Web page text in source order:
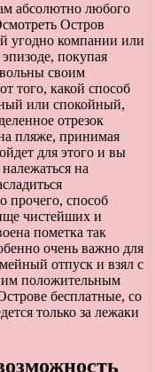
абсолютно любого
Остров
угодно компании или
покупая
своим
того, какой способ
или спокойный,
отрезок
пляже, принимая
для этого и вы
на
прочего, способ
чистейших и
пометка так
очень важно для
отпуск и взял с
положительным
бесплатные, со
только за лежаки